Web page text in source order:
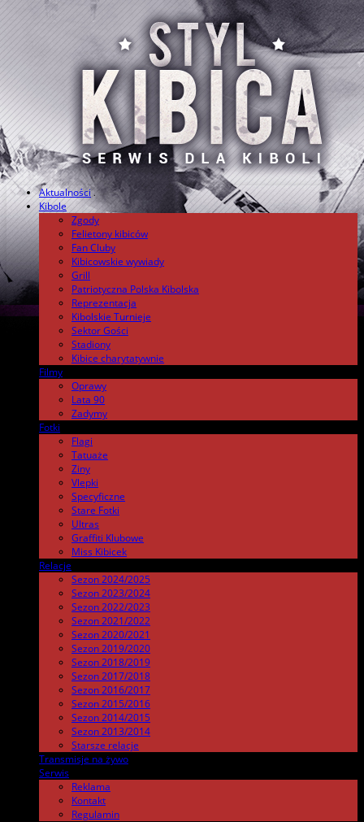
Aktualności .
Kibole
Zgody
Felietony kibiców
Fan Cluby
Kibicowskie wywiady
Grill
Patriotyczna Polska Kibolska
Reprezentacja
Kibolskie Turnieje
Sektor Gości
Stadiony
Kibice charytatywnie
Filmy
Oprawy
Lata 90
Zadymy
Fotki
Flagi
Tatuaże
Ziny
Vlepki
Specyficzne
Stare Fotki
Ultras
Graffiti Klubowe
Miss Kibicek
Relacje
Sezon 2024/2025
Sezon 2023/2024
Sezon 2022/2023
Sezon 2021/2022
Sezon 2020/2021
Sezon 2019/2020
Sezon 2018/2019
Sezon 2017/2018
Sezon 2016/2017
Sezon 2015/2016
Sezon 2014/2015
Sezon 2013/2014
Starsze relacje
Transmisje na żywo
Serwis
Reklama
Kontakt
Regulamin